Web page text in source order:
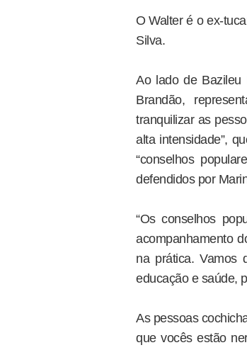
O Walter é o ex-
Silva.
Ao lado de Bazileu
Brandão,
tranquilizar as
alta intensidade”,
“conselhos
defendidos por
“Os conselhos
acompanhamento
na prática. Vamos
educação e saúde,
As pessoas
que vocês estão